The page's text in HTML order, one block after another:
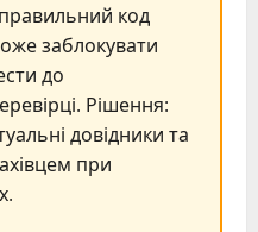
код
заблокувати
до
Рішення:
довідники та
при